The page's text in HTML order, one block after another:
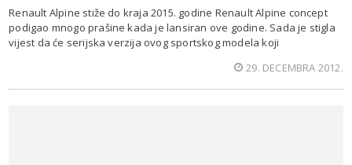
Renault Alpine stiže do kraja 2015. godine Renault Alpine concept
podigao mnogo prašine kada je lansiran ove godine. Sada je stigla
vijest da će serijska verzija ovog sportskog modela koji
29. DECEMBRA 2012.